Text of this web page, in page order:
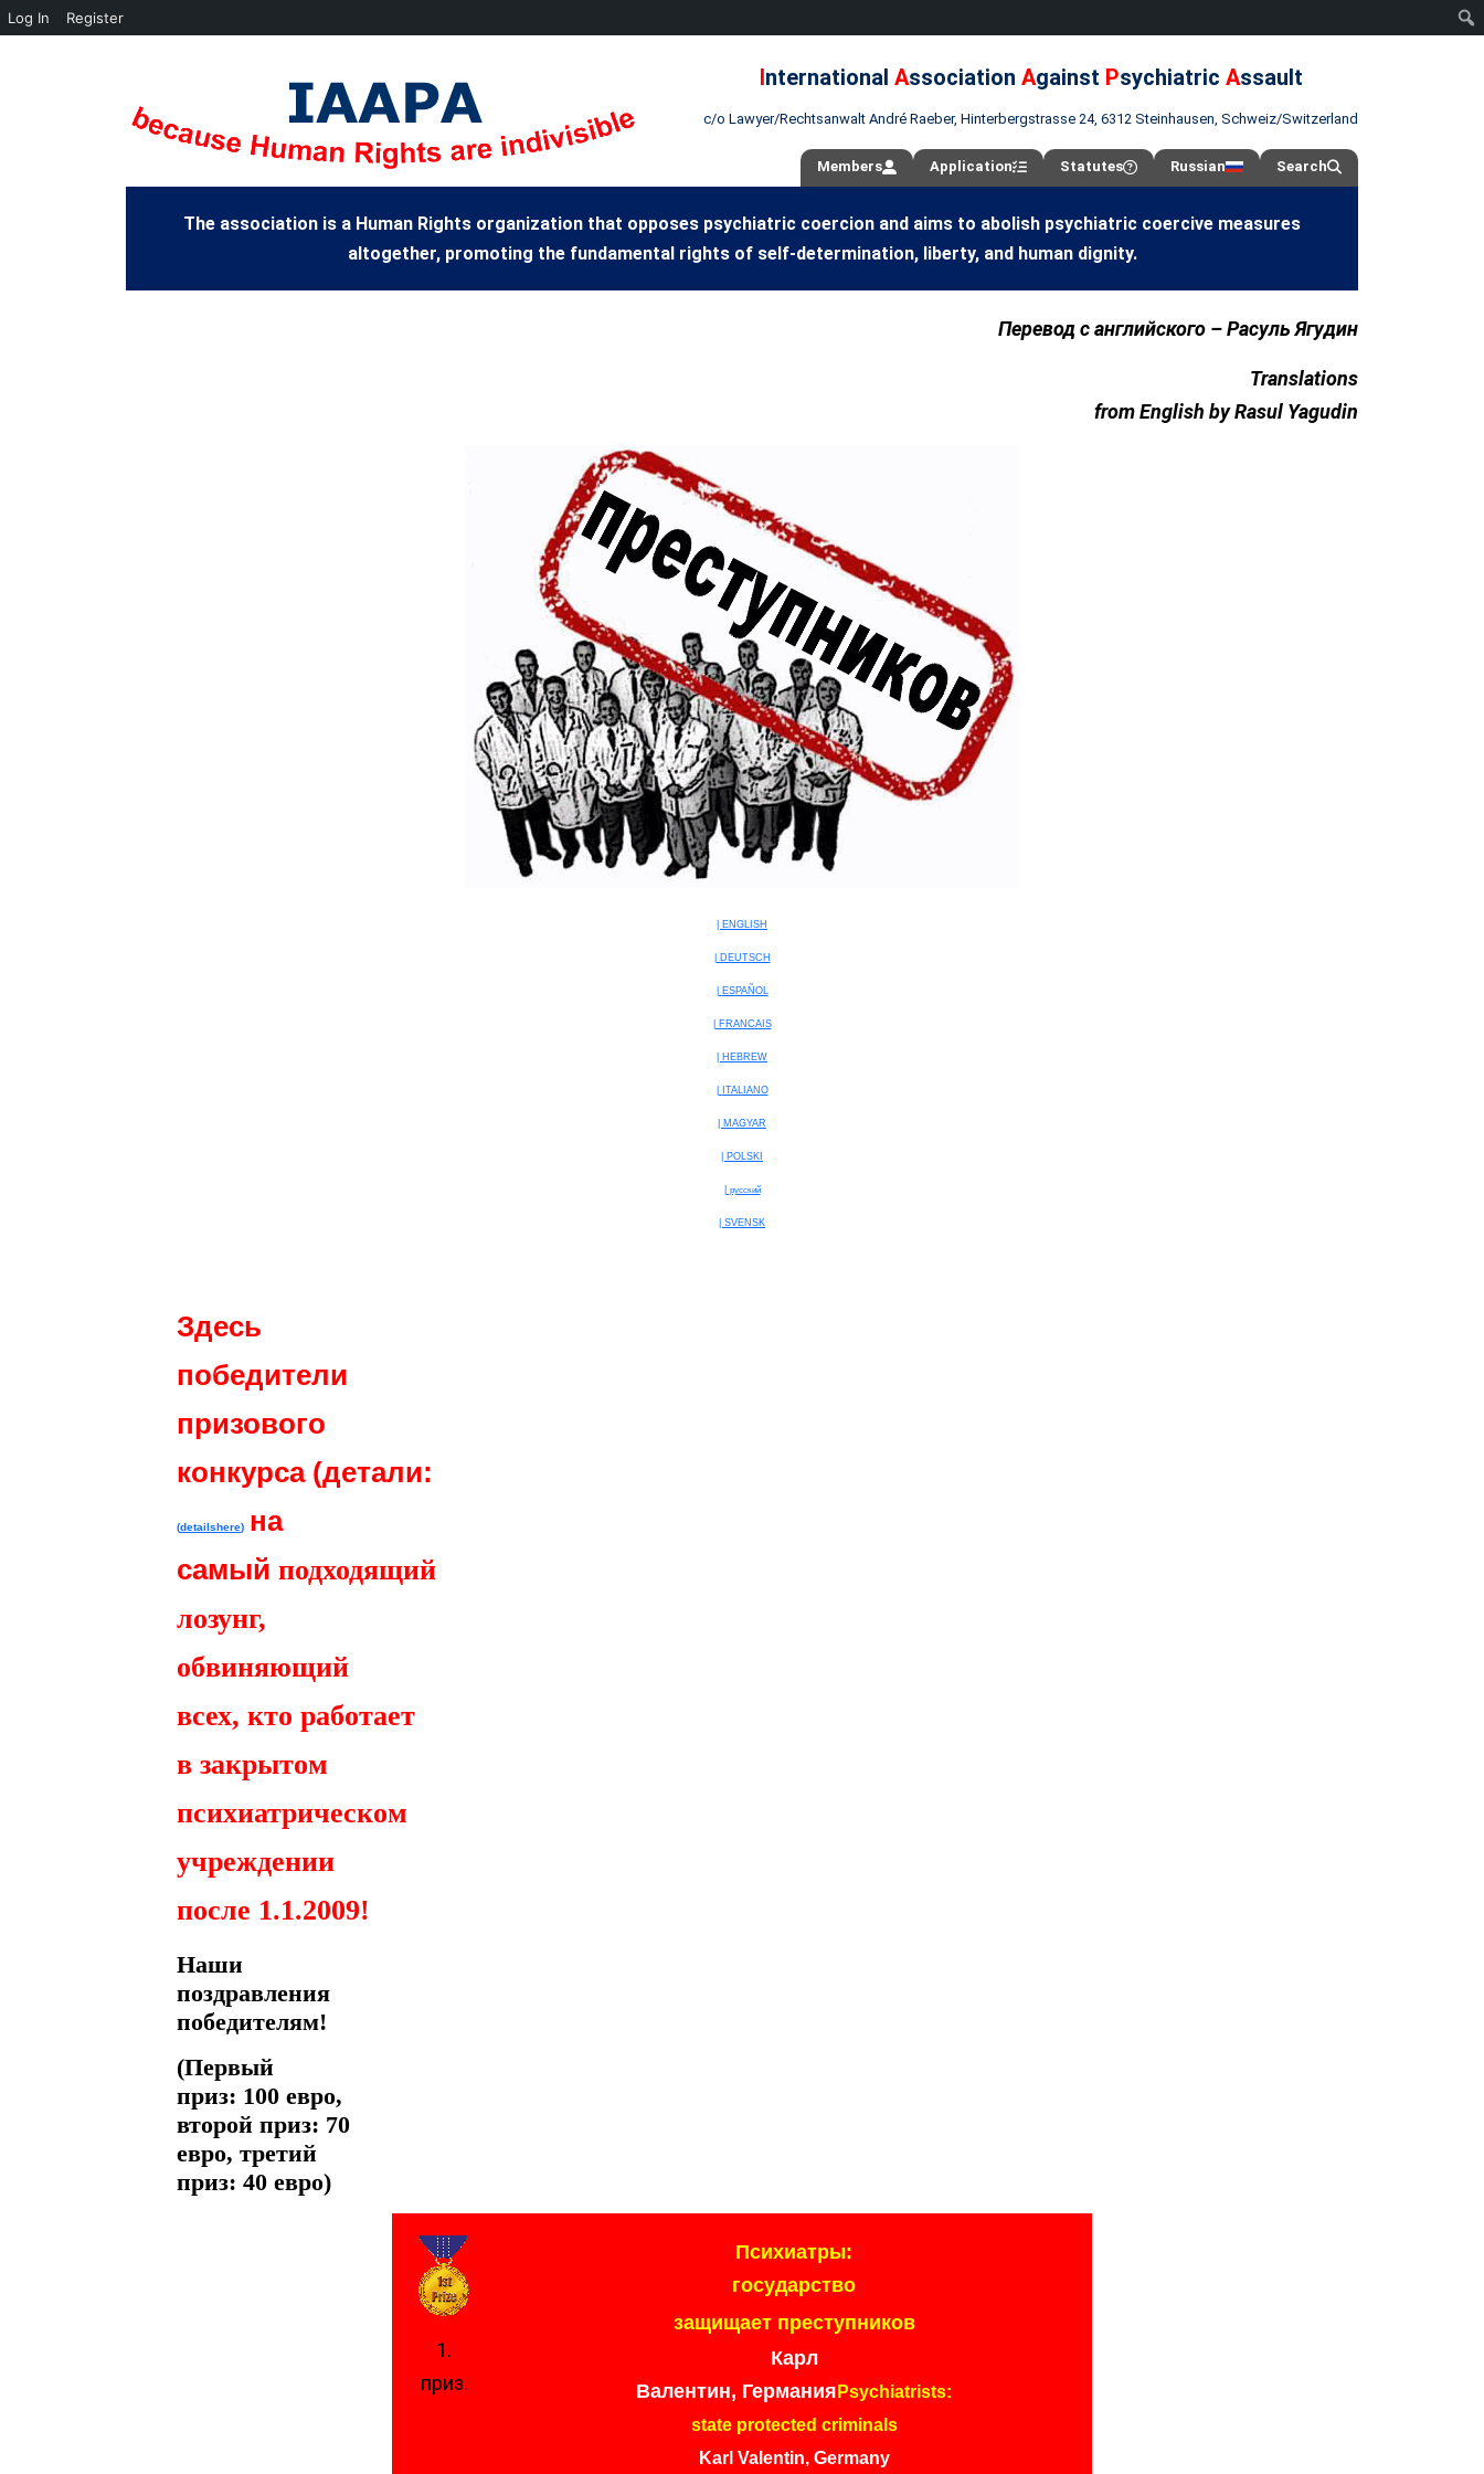
International Association Against Psychiatric Assault
c/o Lawyer/Rechtsanwalt André Raeber, Hinterbergstrasse 24, 6312 Steinhausen, Schweiz/Switzerland
Members Application Statutes Russian Search
The association is a Human Rights organization that opposes psychiatric coercion and aims to abolish psychiatric coercive measures
altogether, promoting the fundamental rights of self-determination, liberty, and human dignity.
Перевод с английского – Расуль Ягудин
Translations
from English by Rasul Yagudin
| ENGLISH
| DEUTSCH
ESPAÑOL
FRANCAIS
HEBREW
ITALIANO
MAGYAR
POLSKI
русский
SVENSK
Здесь
победители
призового
конкурса (детали:
(detailshere) на
самый подходящий
лозунг,
обвиняющий
всех, кто работает
в закрытом
психиатрическом
учреждении
после 1.1.2009!
Наши
поздравления
победителям!
(Первый
приз: 100 евро,
второй приз: 70
евро, третий
приз: 40 евро)
1.
приз.
Психиатры:
государство
защищает преступников
Карл
Валентин, Германия Psychiatrists:
state protected criminals
Karl Valentin, Germany
Log In Register